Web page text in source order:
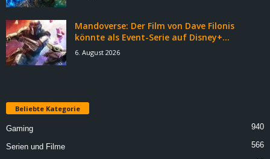
Mandoverse: Der Film von Dave Filonis
könnte als Event-Serie auf Disney+...
6. August 2026
Beliebte Kategorie
Gaming 940
Serien und Filme 566